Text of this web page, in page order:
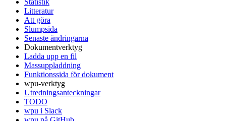
Statistik
Litteratur
Att göra
Slumpsida
Senaste ändringarna
Dokumentverktyg
Ladda upp en fil
Massuppladdning
Funktionssida för dokument
wpu-verktyg
Utredningsanteckningar
TODO
wpu i Slack